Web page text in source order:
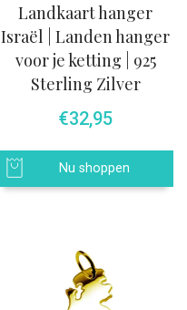
Landkaart hanger
Israël | Landen hanger
voor je ketting | 925
Sterling Zilver
€32,95
Nu shoppen